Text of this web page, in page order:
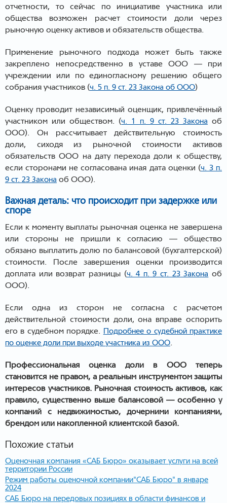
отчетности, то сейчас по инициативе участника или
общества возможен расчет стоимости доли через
рыночную оценку активов и обязательств общества.
Применение рыночного подхода может быть также
закреплено непосредственно в уставе ООО — при
учреждении или по единогласному решению общего
собрания участников (ч. 5 п. 9 ст. 23 Закона об ООО)
Оценку проводит независимый оценщик, привлечённый
участником или обществом. (ч. 1 п. 9 ст. 23 Закона об
ООО). Он рассчитывает действительную стоимость
доли, сиходя из рыночной стоимости активов
обязательств ООО на дату перехода доли к обществу,
если сторонами не согласована иная дата оценки (ч. 3 п.
9 ст. 23 Закона об ООО).
Важная деталь: что происходит при задержке или
споре
Если к моменту выплаты рыночная оценка не завершена
или стороны не пришли к согласию — общество
обязано выплатить долю по балансовой (бухгалтерской)
стоимости. После завершения оценки производится
доплата или возврат разницы (ч. 4 п. 9 ст. 23 Закона об
ООО).
Если одна из сторон не согласна с расчетом
действительной стоимости доли, она вправе оспорить
его в судебном порядке. Подробнее о судебной практике
по оценке доли при выходе участника из ООО.
Профессиональная оценка доли в ООО теперь
становится не правом, а реальным инструментом защиты
интересов участников. Рыночная стоимость активов, как
правило, существенно выше балансовой — особенно у
компаний с недвижимостью, дочерними компаниями,
брендом или накопленной клиентской базой.
Похожие статьи
Оценочная компания «САБ Бюро» оказывает услуги на всей
территории России
Режим работы оценочной компании"САБ Бюро" в январе
2024
САБ Бюро на передовых позициях в области финансов и